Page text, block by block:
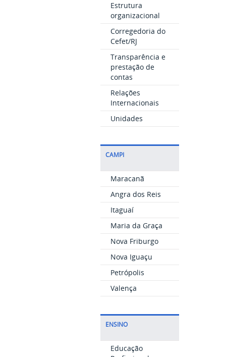
Estrutura
organizacional
Corregedoria do
Cefet/RJ
Transparência e
prestação de
contas
Relações
Internacionais
Unidades
CAMPI
Maracanã
Angra dos Reis
Itaguaí
Maria da Graça
Nova Friburgo
Nova Iguaçu
Petrópolis
Valença
ENSINO
Educação